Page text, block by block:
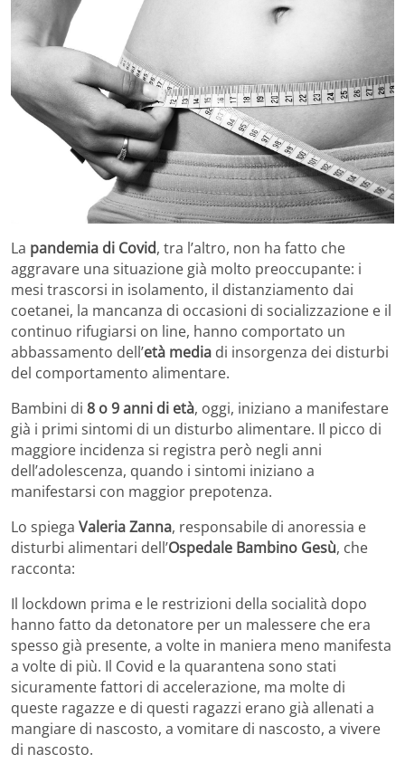
La pandemia di Covid, tra l’altro, non ha fatto che
aggravare una situazione già molto preoccupante: i
mesi trascorsi in isolamento, il distanziamento dai
coetanei, la mancanza di occasioni di socializzazione e il
continuo rifugiarsi on line, hanno comportato un
abbassamento dell’età media di insorgenza dei disturbi
del comportamento alimentare.
Bambini di 8 o 9 anni di età, oggi, iniziano a manifestare
già i primi sintomi di un disturbo alimentare. Il picco di
maggiore incidenza si registra però negli anni
dell’adolescenza, quando i sintomi iniziano a
manifestarsi con maggior prepotenza.
Lo spiega Valeria Zanna, responsabile di anoressia e
disturbi alimentari dell’Ospedale Bambino Gesù, che
racconta:
Il lockdown prima e le restrizioni della socialità dopo
hanno fatto da detonatore per un malessere che era
spesso già presente, a volte in maniera meno manifesta
a volte di più. Il Covid e la quarantena sono stati
sicuramente fattori di accelerazione, ma molte di
queste ragazze e di questi ragazzi erano già allenati a
mangiare di nascosto, a vomitare di nascosto, a vivere
di nascosto.